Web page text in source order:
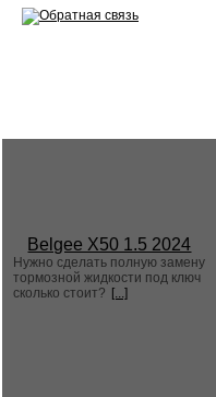
Belgee X50 1.5 2024
Нужно сделать полную замену
тормозной жидкости под ключ
сколько стоит? [...]